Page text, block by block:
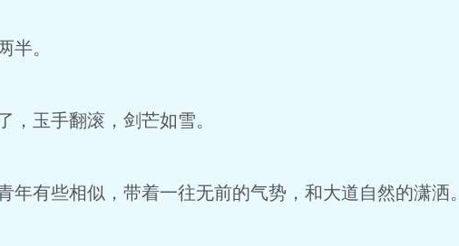
。
玉手翻滚，剑芒如雪。
有些相似，带着一往无前的气势，和大道自然的潇洒。